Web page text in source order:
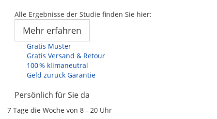
Alle Ergebnisse der Studie finden Sie hier:
Mehr erfahren
Gratis Muster
Gratis Versand & Retour
100 % klimaneutral
Geld zurück Garantie
Persönlich für Sie da
7 Tage die Woche von 8 - 20 Uhr